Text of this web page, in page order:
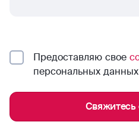
Предоставляю свое
персональных данных
Свяжитесь